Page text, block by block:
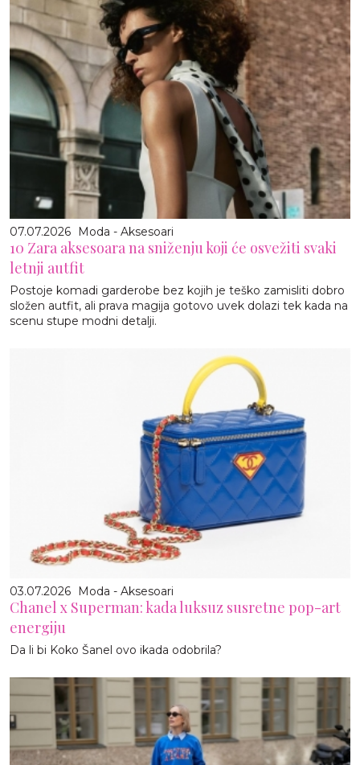
07.07.2026 Moda - Aksesoari
10 Zara aksesoara na sniženju koji će osvežiti svaki
letnji autfit
Postoje komadi garderobe bez kojih je teško zamisliti dobro
složen autfit, ali prava magija gotovo uvek dolazi tek kada na
scenu stupe modni detalji.
03.07.2026 Moda - Aksesoari
Chanel x Superman: kada luksuz susretne pop-art
energiju
Da li bi Koko Šanel ovo ikada odobrila?